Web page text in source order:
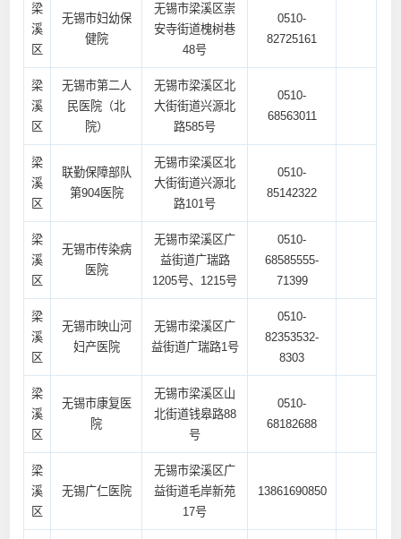
梁
溪
区
无锡市妇幼保
健院
无锡市梁溪区崇
安寺街道槐树巷
48号
0510-
82725161
梁
溪
区
无锡市第二人
民医院（北
院）
无锡市梁溪区北
大街街道兴源北
路585号
0510-
68563011
梁
溪
区
联勤保障部队
第904医院
无锡市梁溪区北
大街街道兴源北
路101号
0510-
85142322
梁
溪
区
无锡市传染病
医院
无锡市梁溪区广
益街道广瑞路
1205号、1215号
0510-
68585555-
71399
梁
溪
区
无锡市映山河
妇产医院
无锡市梁溪区广
益街道广瑞路1号
0510-
82353532-
8303
梁
溪
区
无锡市康复医
院
无锡市梁溪区山
北街道钱皋路88
号
0510-
68182688
梁
溪
区
无锡广仁医院
无锡市梁溪区广
益街道毛岸新苑
17号
13861690850